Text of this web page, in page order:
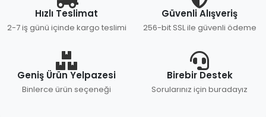
Hızlı Teslimat
2-7 iş günü içinde kargo teslimi
Güvenli Alışveriş
256-bit SSL ile güvenli ödeme
Geniş Ürün Yelpazesi
Binlerce ürün seçeneği
Birebir Destek
Sorularınız için buradayız